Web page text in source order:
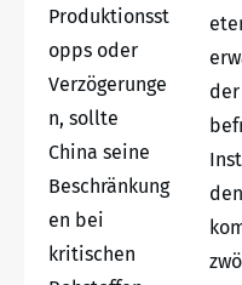
Produktionsst
opps oder
Verzögerunge
n, sollte
China seine
Beschränkung
en bei
kritischen
der
den